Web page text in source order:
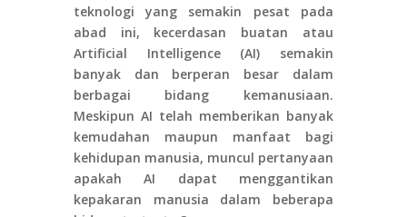
teknologi yang semakin pesat pada
abad ini, kecerdasan buatan atau
Artificial Intelligence (AI) semakin
banyak dan berperan besar dalam
berbagai bidang kemanusiaan.
Meskipun AI telah memberikan banyak
kemudahan maupun manfaat bagi
kehidupan manusia, muncul pertanyaan
apakah AI dapat menggantikan
kepakaran manusia dalam beberapa